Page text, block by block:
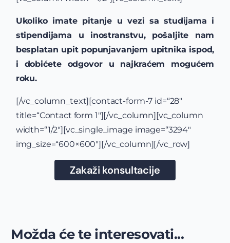
Ukoliko imate pitanje u vezi sa studijama i
stipendijama u inostranstvu, pošaljite nam
besplatan upit popunjavanjem upitnika ispod,
i dobićete odgovor u najkraćem mogućem
roku.
[/vc_column_text][contact-form-7 id=“28″
title=“Contact form 1″][/vc_column][vc_column
width=“1/2″][vc_single_image image=“3294″
img_size=“600×600″][/vc_column][/vc_row]
Zakaži konsultacije
Možda će te interesovati...